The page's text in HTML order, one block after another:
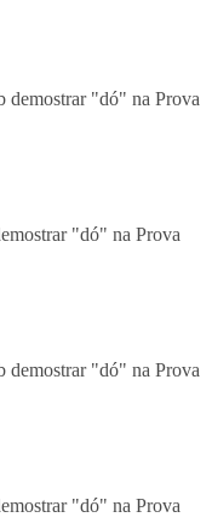
"dó" na Prova
"dó" na Prova